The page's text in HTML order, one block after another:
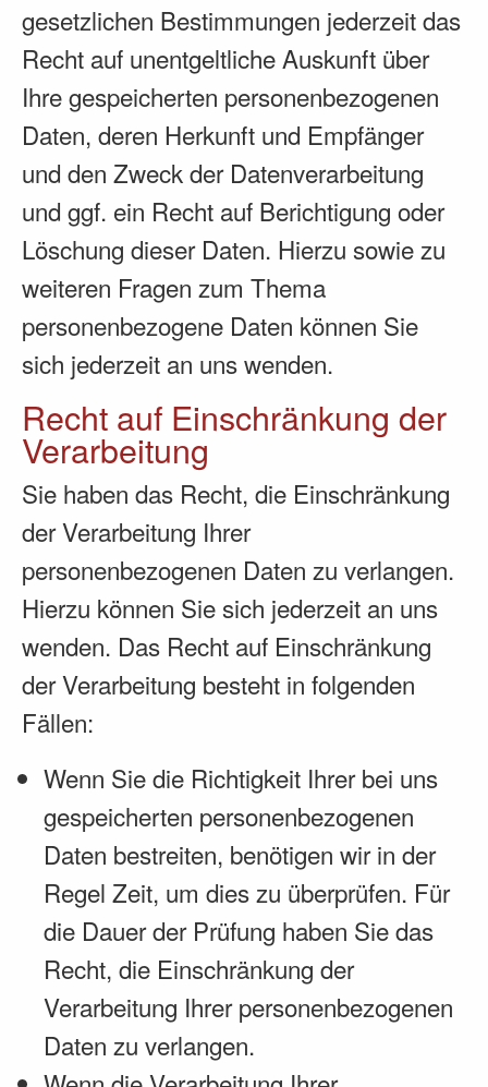
gesetzlichen Bestimmungen jederzeit das
Recht auf unentgeltliche Auskunft über
Ihre gespeicherten personenbezogenen
Daten, deren Herkunft und Empfänger
und den Zweck der Datenverarbeitung
und ggf. ein Recht auf Berichtigung oder
Löschung dieser Daten. Hierzu sowie zu
weiteren Fragen zum Thema
personenbezogene Daten können Sie
sich jederzeit an uns wenden.
Recht auf Einschränkung der
Verarbeitung
Sie haben das Recht, die Einschränkung
der Verarbeitung Ihrer
personenbezogenen Daten zu verlangen.
Hierzu können Sie sich jederzeit an uns
wenden. Das Recht auf Einschränkung
der Verarbeitung besteht in folgenden
Fällen:
Wenn Sie die Richtigkeit Ihrer bei uns
gespeicherten personenbezogenen
Daten bestreiten, benötigen wir in der
Regel Zeit, um dies zu überprüfen. Für
die Dauer der Prüfung haben Sie das
Recht, die Einschränkung der
Verarbeitung Ihrer personenbezogenen
Daten zu verlangen.